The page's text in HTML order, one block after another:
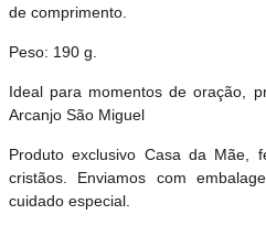
de comprimento.
Peso: 190 g.
Ideal para momentos de oração,
Arcanjo São Miguel
Produto exclusivo Casa da Mãe,
cristãos. Enviamos com
cuidado especial.